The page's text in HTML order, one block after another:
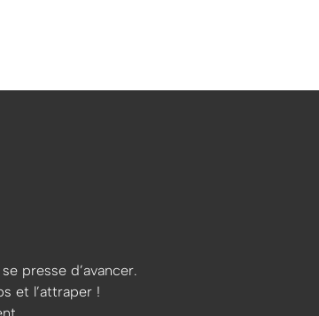
presse d’avancer.
et l’attraper !